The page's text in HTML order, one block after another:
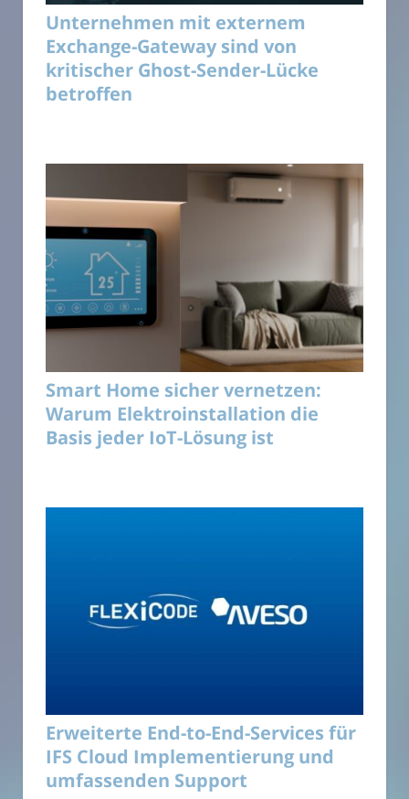
Unternehmen mit externem
Exchange-Gateway sind von
kritischer Ghost-Sender-Lücke
betroffen
Smart Home sicher vernetzen:
Warum Elektroinstallation die
Basis jeder IoT-Lösung ist
Erweiterte End-to-End-Services für
IFS Cloud Implementierung und
umfassenden Support